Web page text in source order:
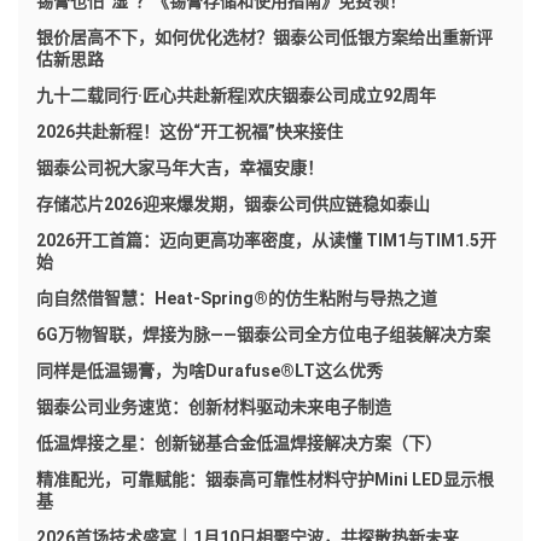
银价居高不下，如何优化选材？铟泰公司低银方案给出重新评
估新思路
九十二载同行·匠心共赴新程|欢庆铟泰公司成立92周年
2026共赴新程！这份“开工祝福”快来接住
铟泰公司祝大家马年大吉，幸福安康！
存储芯片2026迎来爆发期，铟泰公司供应链稳如泰山
2026开工首篇：迈向更高功率密度，从读懂 TIM1与TIM1.5开
始
向自然借智慧：Heat-Spring®的仿生粘附与导热之道
6G万物智联，焊接为脉——铟泰公司全方位电子组装解决方案
同样是低温锡膏，为啥Durafuse®LT这么优秀
铟泰公司业务速览：创新材料驱动未来电子制造
低温焊接之星：创新铋基合金低温焊接解决方案（下）
精准配光，可靠赋能：铟泰高可靠性材料守护Mini LED显示根
基
2026首场技术盛宴｜1月10日相聚宁波，共探散热新未来